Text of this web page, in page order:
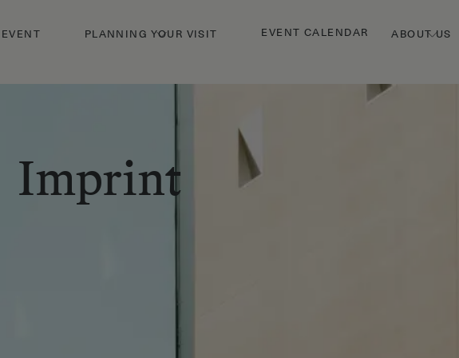
PLANNING YOUR VISIT EVENT CALENDAR ABOUT US
Imprint